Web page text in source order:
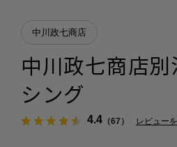
中川政七商店
中川政七商店
シング
4.4（67） レビュー